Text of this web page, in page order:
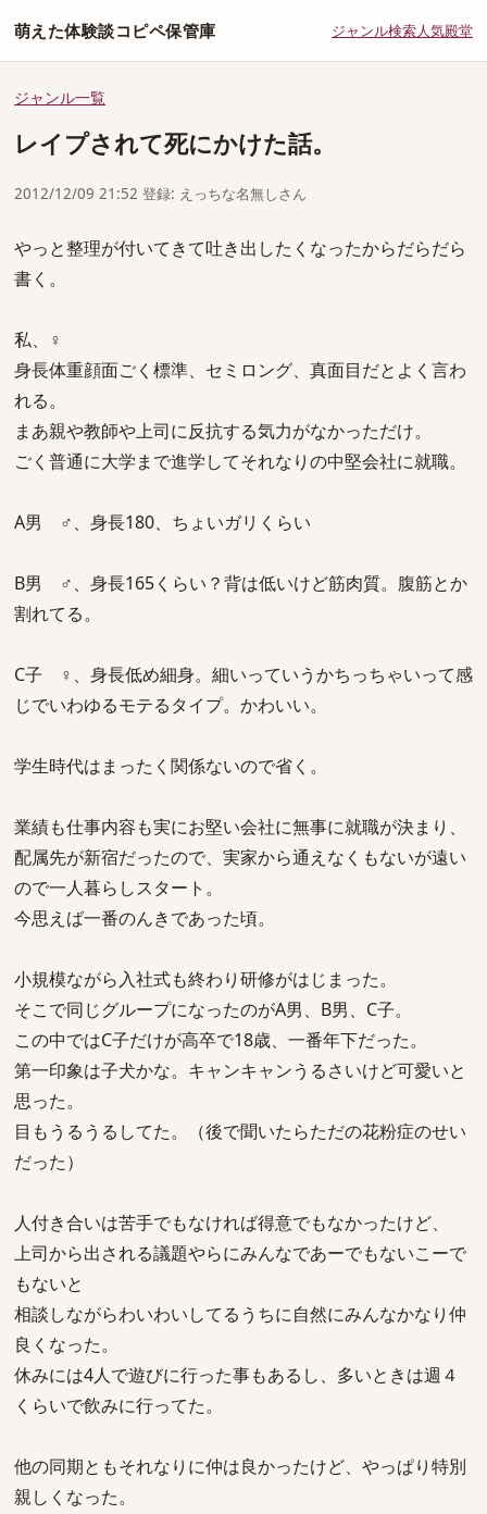
萌えた体験談コピペ保管庫 ジャンル検索人気殿堂
ジャンル一覧
レイプされて死にかけた話。
2012/12/09 21:52 登録: えっちな名無しさん
やっと整理が付いてきて吐き出したくなったからだらだら
書く。
私、♀
身長体重顔面ごく標準、セミロング、真面目だとよく言わ
れる。
まあ親や教師や上司に反抗する気力がなかっただけ。
ごく普通に大学まで進学してそれなりの中堅会社に就職。
A男 ♂、身長180、ちょいガリくらい
B男 ♂、身長165くらい？背は低いけど筋肉質。腹筋とか
割れてる。
C子 ♀、身長低め細身。細いっていうかちっちゃいって感
じでいわゆるモテるタイプ。かわいい。
学生時代はまったく関係ないので省く。
業績も仕事内容も実にお堅い会社に無事に就職が決まり、
配属先が新宿だったので、実家から通えなくもないが遠い
ので一人暮らしスタート。
今思えば一番のんきであった頃。
小規模ながら入社式も終わり研修がはじまった。
そこで同じグループになったのがA男、B男、C子。
この中ではC子だけが高卒で18歳、一番年下だった。
第一印象は子犬かな。キャンキャンうるさいけど可愛いと
思った。
目もうるうるしてた。（後で聞いたらただの花粉症のせい
だった）
人付き合いは苦手でもなければ得意でもなかったけど、
上司から出される議題やらにみんなであーでもないこーで
もないと
相談しながらわいわいしてるうちに自然にみんなかなり仲
良くなった。
休みには4人で遊びに行った事もあるし、多いときは週４
くらいで飲みに行ってた。
他の同期ともそれなりに仲は良かったけど、やっぱり特別
親しくなった。